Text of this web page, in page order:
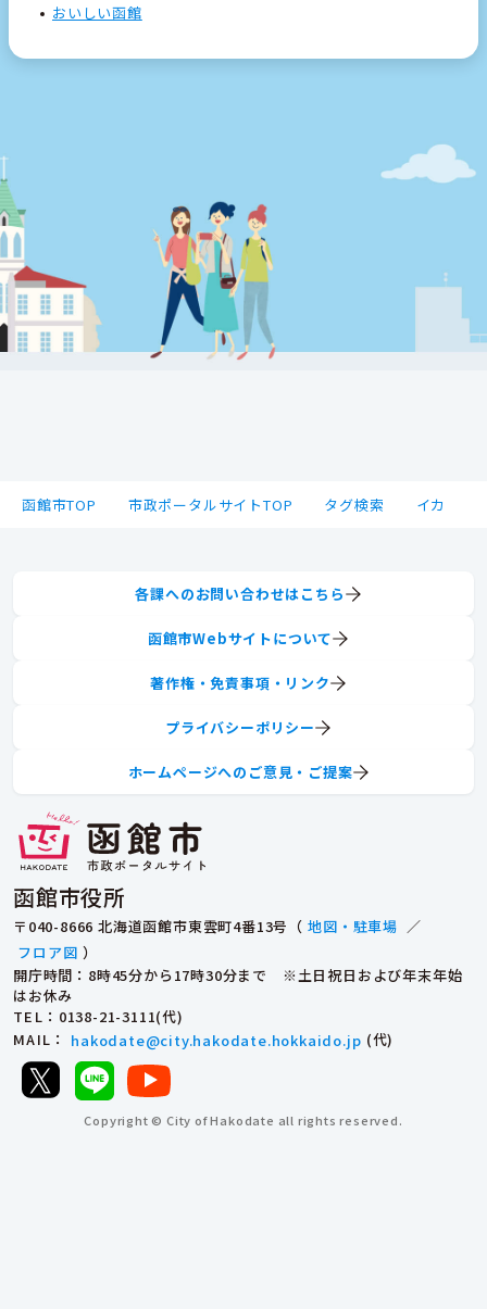
おいしい函館
函館市TOP 市政ポータルサイトTOP タグ検索 イカ
函館市役所
〒040-8666 北海道函館市東雲町4番13号（ 地図・駐車場 ／
フロア図 ）
開庁時間：8時45分から17時30分まで ※土日祝日および年末年始
はお休み
TEL ：0138-21-3111(代)
MAIL ： hakodate@city.hakodate.hokkaido.jp (代)
各課へのお問い合わせはこちら
函館市Webサイトについて
著作権・免責事項・リンク
プライバシーポリシー
ホームページへのご意見・ご提案
Copyright © City of Hakodate all rights reserved.